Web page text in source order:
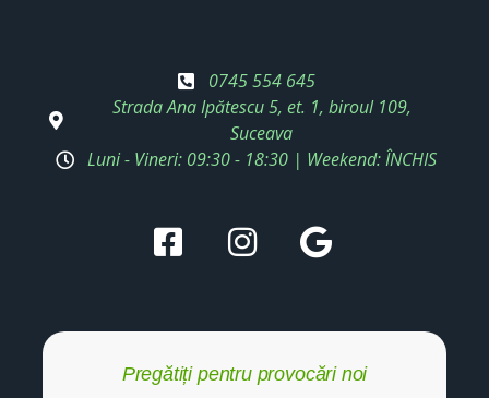
0745 554 645
Strada Ana Ipătescu 5, et. 1, biroul 109,
Suceava
Luni - Vineri: 09:30 - 18:30 | Weekend: ÎNCHIS
Pregătiți pentru provocări noi